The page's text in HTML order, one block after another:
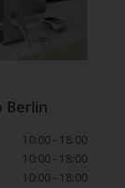
Berlin
10:00 - 18:00
10:00 - 18:00
10:00 - 18:00